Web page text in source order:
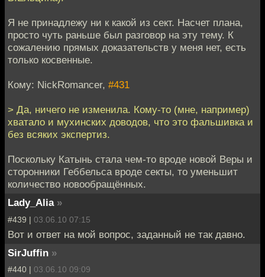
Я не принадлежу ни к какой из сект. Насчет плана,
просто чуть раньше был разговор на эту тему. К
сожалению прямых доказательств у меня нет, есть
только косвенные.
Кому: NickRomancer, #431
> Да, ничего не изменила. Кому-то (мне, например)
хватало и мухинских доводов, что это фальшивка и
без всяких экспертиз.
Поскольку Катынь стала чем-то вроде новой Веры и
сторонники Геббельса вроде секты, то уменьшит
количество новообращённых.
Lady_Alia »
#439 | 03.06.10 07:15
Вот и ответ на мой вопрос, заданный не так давно.
SirJuffin »
#440 | 03.06.10 09:09